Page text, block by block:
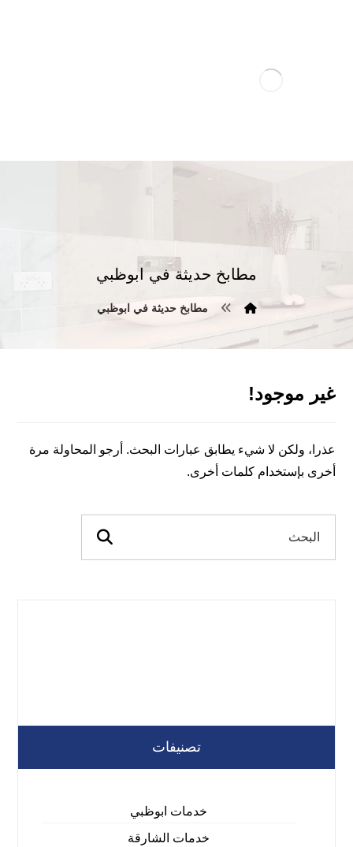
مطابخ حديثة في ابوظبي
مطابخ حديثة في ابوظبي
غير موجود!
عذرا، ولكن لا شيء يطابق عبارات البحث. أرجو المحاولة مرة
أخرى بإستخدام كلمات أخرى.
تصنيفات
خدمات ابوظبي
خدمات الشارقة